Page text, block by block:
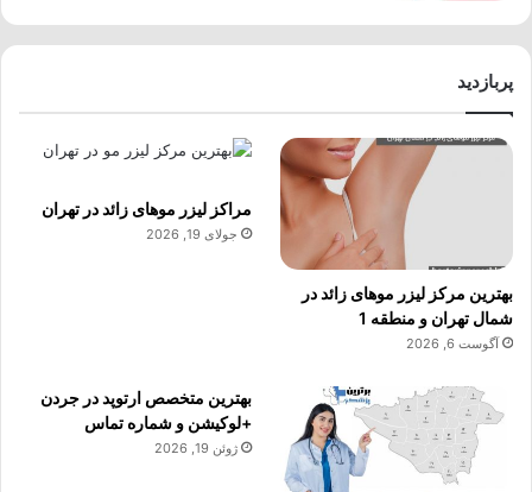
پربازدید
بهترین مرکز لیزر موهای زائد در
شمال تهران و منطقه 1
آگوست 6, 2026
مراکز لیزر موهای زائد در تهران
جولای 19, 2026
بهترین متخصص ارتوپد در جردن
+لوکیشن و شماره تماس
ژوئن 19, 2026